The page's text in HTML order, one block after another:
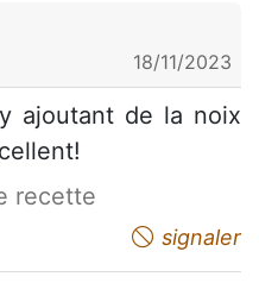
18/11/2023
ajoutant de la noix
recette
signaler